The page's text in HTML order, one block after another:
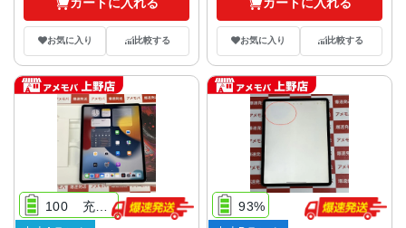
カートに入れる
お気に入り 比較する
カートに入れる
お気に入り 比較する
100 充電48回 93%